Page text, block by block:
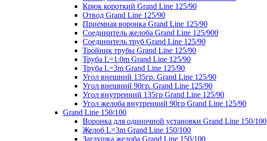
Крюк короткий Grand Line 125/90
Отвод Grand Line 125/90
Приемная воронка Grand Line 125/90
Соединитель желоба Grand Line 125/900
Соединитель труб Grand Line 125/90
Тройник трубы Grand Line 125/90
Труба L=1.0m Grand Line 125/90
Труба L=3m Grand Line 125/90
Угол внешний 135гр. Grand Line 125/90
Угол внешний 90гр. Grand Line 125/90
Угол внутренний 135гр Grand Line 125/90
Угол желоба внутренний 90гр Grand Line 125/90
Grand Line 150/100
Воронка для одиночной установки Grand Line 150/100
Желоб L=3m Grand Line 150/100
Заглушка желоба Grand Line 150/100